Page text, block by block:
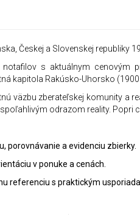
Českej a Slovenskej republiky
s aktuálnym
kapitola Rakúsko-Uhorsko
väzbu zberateľskej komunity a
odrazom reality. Popri
porovnávanie a evidenciu zbierky.
v ponuke a cenách.
referenciu s praktickým